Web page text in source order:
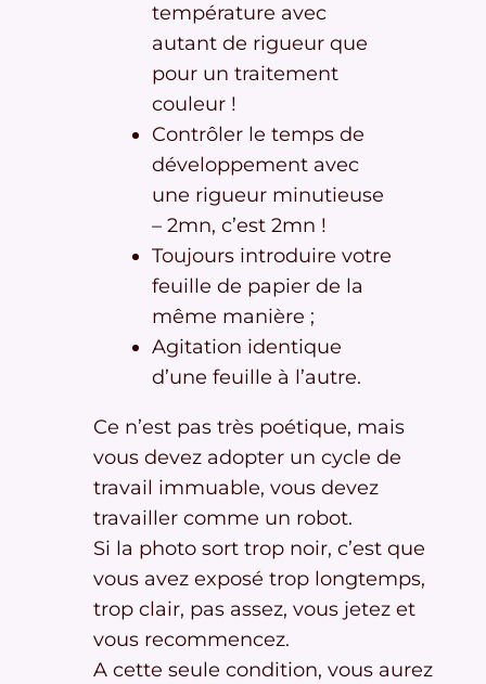
température avec
autant de rigueur que
pour un traitement
couleur !
Contrôler le temps de
développement avec
une rigueur minutieuse
– 2mn, c’est 2mn !
Toujours introduire votre
feuille de papier de la
même manière ;
Agitation identique
d’une feuille à l’autre.
Ce n’est pas très poétique, mais
vous devez adopter un cycle de
travail immuable, vous devez
travailler comme un robot.
Si la photo sort trop noir, c’est que
vous avez exposé trop longtemps,
trop clair, pas assez, vous jetez et
vous recommencez.
A cette seule condition, vous aurez